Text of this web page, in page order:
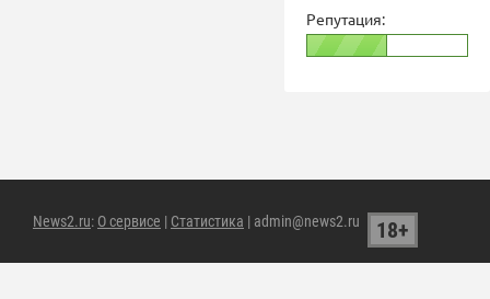
Репутация:
News2.ru: О сервисе | Статистика | admin@news2.ru 18+